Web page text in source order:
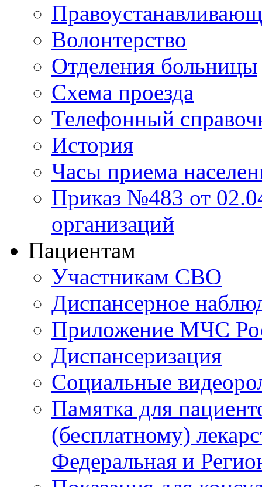
Волонтерство
Отделения больницы
Схема проезда
Телефонный
История
Часы приема
Приказ №483 от
организаций
Пациентам
Участникам СВО
Диспансерное
Приложение МЧС
Диспансеризация
Социальные
Памятка для
(бесплатному)
Федеральная и